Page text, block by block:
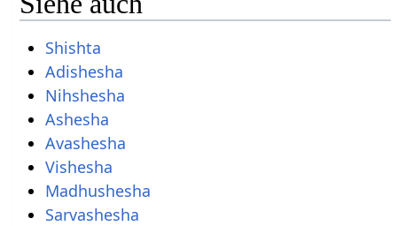
Shishta
Adishesha
Nihshesha
Ashesha
Avashesha
Vishesha
Madhushesha
Sarvashesha